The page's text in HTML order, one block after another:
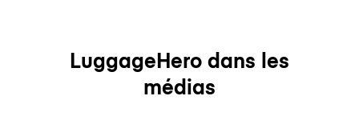
LuggageHero dans les
médias